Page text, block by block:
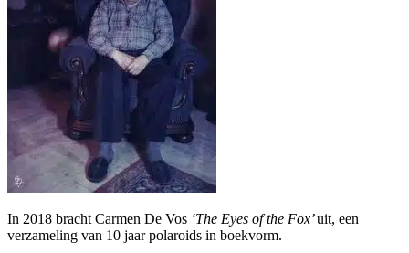
In 2018 bracht Carmen De Vos ‘The Eyes of the Fox’uit, een
verzameling van 10 jaar polaroids in boekvorm.